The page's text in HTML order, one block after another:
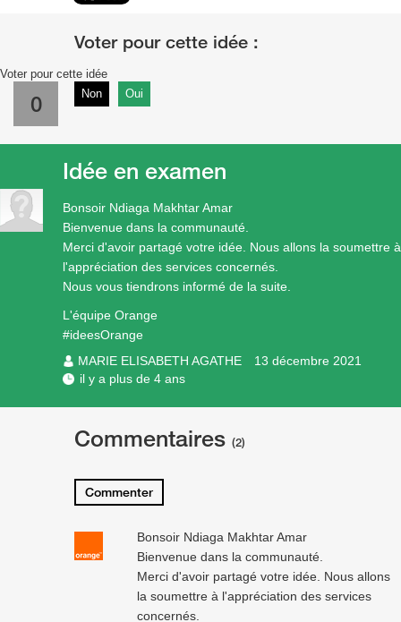
Voter pour cette idée
0 Non Oui
Bonsoir Ndiaga Makhtar Amar
Bienvenue dans la communauté.
Merci d'avoir partagé votre idée. Nous allons la soumettre à
l'appréciation des services concernés.
Nous vous tiendrons informé de la suite.
L'équipe Orange
#ideesOrange
MARIE ELISABETH AGATHE
13 décembre 2021
il y a plus de 4 ans
Idée en examen
Commentaires (2)
Commenter
Bonsoir Ndiaga Makhtar Amar
Bienvenue dans la communauté.
Merci d'avoir partagé votre idée. Nous allons
la soumettre à l'appréciation des services
concernés.